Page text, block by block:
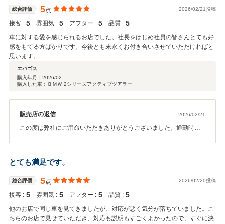
BMWとのカーライフをお楽しみくださいませ。 今後とも宜しくお願
い申し上げます。
総合評価 5点 2026/02/21投稿
接客 : 5 雰囲気 : 5 アフター : 5 品質 : 5
車に対する愛を感じられるお店でした。社長をはじめ社員の皆さんとても好
感をもてる方ばかりです。今後とも末永くお付き合いさせていただければと
思います。
エバゴス
購入年月： 2026/02
購入した車：ＢＭＷ 2シリーズアクティブツアラー
販売店の返信 2026/02/21
この度は弊社にご用命いただきありがとうございました。通勤時に
これからもどうぞ末永いお付き合いのほど宜しくお願い致します。
とても満足です。
総合評価 5点 2026/02/20投稿
接客 : 5 雰囲気 : 5 アフター : 5 品質 : 5
他のお店で同じ車を見てきましたが、対応が悪く気分が落ちていました。こ
ちらのお店で見せていただき、対応も説明もすごくよかったので、すぐに決